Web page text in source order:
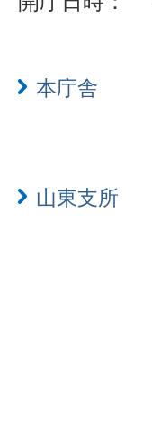
本庁舎
山東支所